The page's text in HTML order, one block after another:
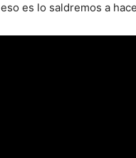
es lo saldremos a